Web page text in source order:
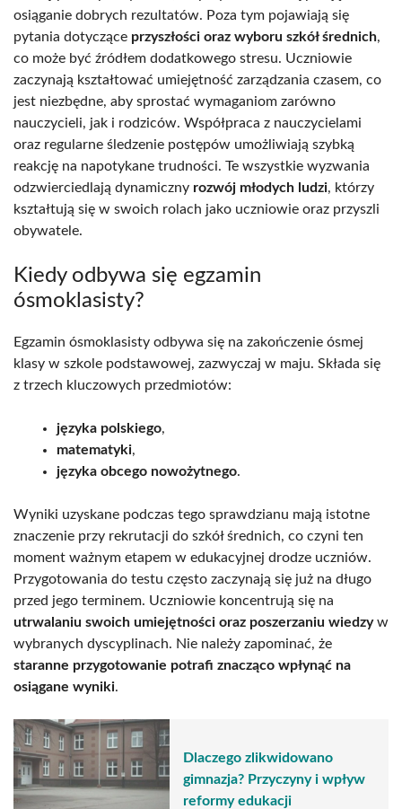
osiąganie dobrych rezultatów. Poza tym pojawiają się
pytania dotyczące przyszłości oraz wyboru szkół średnich,
co może być źródłem dodatkowego stresu. Uczniowie
zaczynają kształtować umiejętność zarządzania czasem, co
jest niezbędne, aby sprostać wymaganiom zarówno
nauczycieli, jak i rodziców. Współpraca z nauczycielami
oraz regularne śledzenie postępów umożliwiają szybką
reakcję na napotykane trudności. Te wszystkie wyzwania
odzwierciedlają dynamiczny rozwój młodych ludzi, którzy
kształtują się w swoich rolach jako uczniowie oraz przyszli
obywatele.
Kiedy odbywa się egzamin
ósmoklasisty?
Egzamin ósmoklasisty odbywa się na zakończenie ósmej
klasy w szkole podstawowej, zazwyczaj w maju. Składa się
z trzech kluczowych przedmiotów:
języka polskiego,
matematyki,
języka obcego nowożytnego.
Wyniki uzyskane podczas tego sprawdzianu mają istotne
znaczenie przy rekrutacji do szkół średnich, co czyni ten
moment ważnym etapem w edukacyjnej drodze uczniów.
Przygotowania do testu często zaczynają się już na długo
przed jego terminem. Uczniowie koncentrują się na
utrwalaniu swoich umiejętności oraz poszerzaniu wiedzyw
wybranych dyscyplinach. Nie należy zapominać, że
staranne przygotowanie potrafi znacząco wpłynąć na
osiągane wyniki.
Dlaczego zlikwidowano
gimnazja? Przyczyny i wpływ
reformy edukacji